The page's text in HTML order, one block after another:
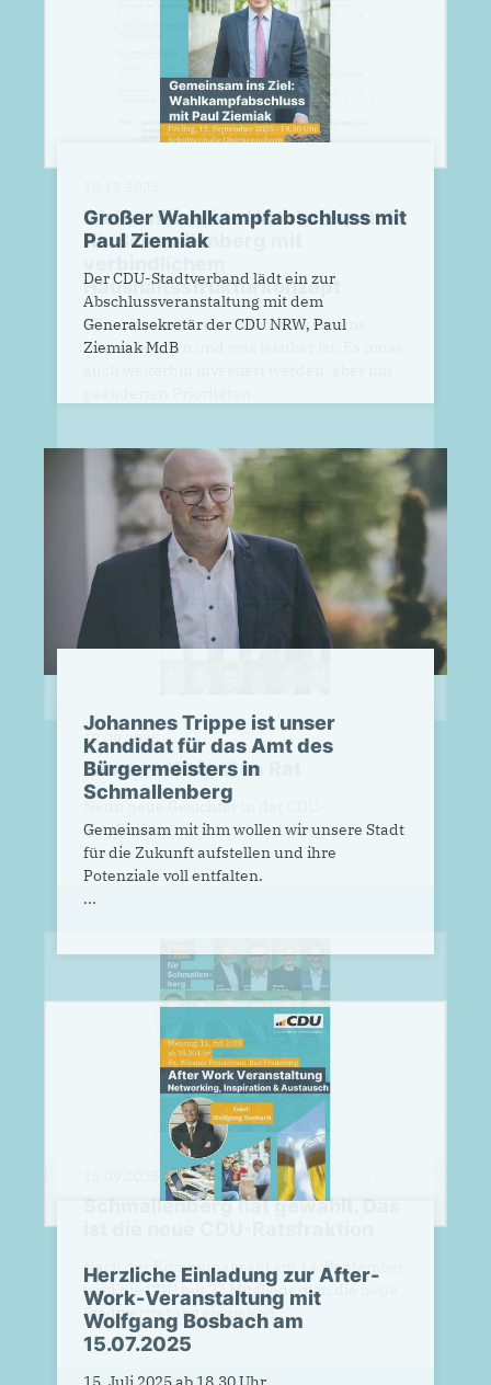
Großer Wahlkampfabschluss mit
Paul Ziemiak
Der CDU-Stadtverband lädt ein zur
Abschlussveranstaltung mit dem
Generalsekretär der CDU NRW, Paul
Ziemiak MdB
Johannes Trippe ist unser
Kandidat für das Amt des
Bürgermeisters in
Schmallenberg
Gemeinsam mit ihm wollen wir unsere Stadt
für die Zukunft aufstellen und ihre
Potenziale voll entfalten.
...
Herzliche Einladung zur After-
Work-Veranstaltung mit
Wolfgang Bosbach am
15.07.2025